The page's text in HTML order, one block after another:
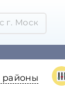
районы